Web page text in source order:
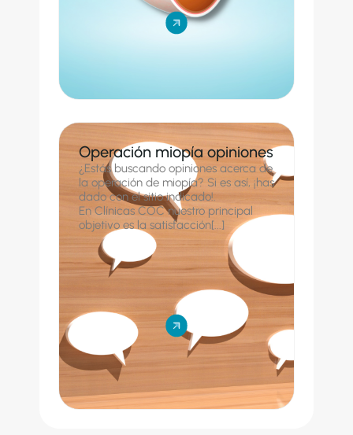
Operación miopía opiniones
¿Estás buscando opiniones acerca de
la operación de miopía? Si es así, ¡has
dado con el sitio indicado!.
En Clínicas COC nuestro principal
objetivo es la satisfacción[...]